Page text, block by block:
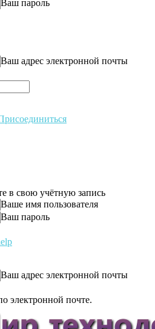
Ваш пароль
Ваш адрес электронной почты
в свою учётную запись
Ваше имя пользователя
Ваш пароль
Ваш адрес электронной почты
электронной почте.